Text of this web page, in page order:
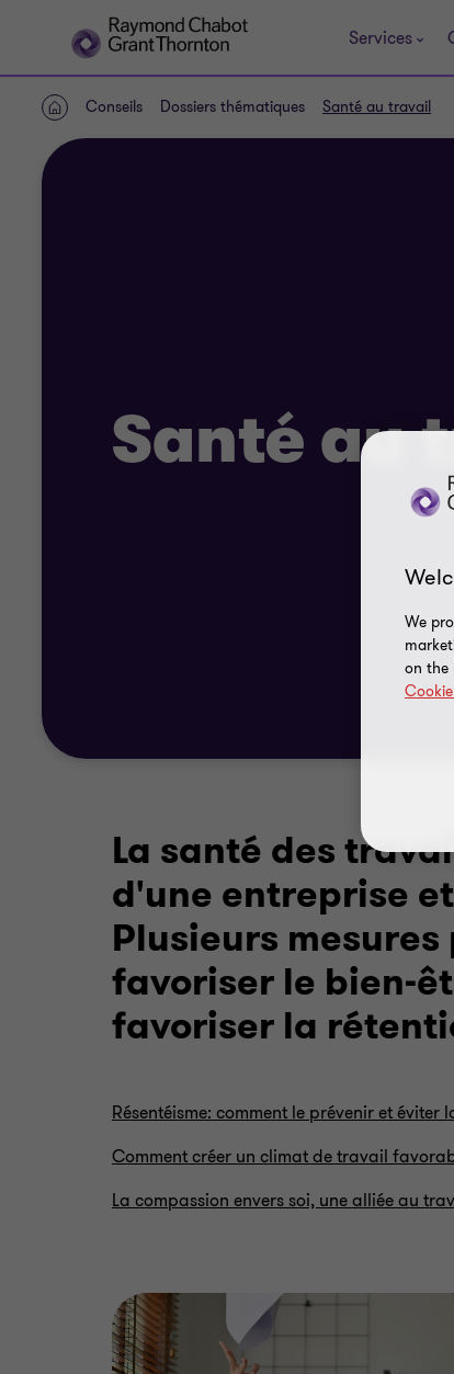
Services
ACCUEIL
Conseils Dossiers thématiques Santé au travail
Santé au
La santé des
d'une entreprise
Plusieurs
favoriser le bien-
favoriser la
Résentéisme: comment le prévenir et éviter
Comment créer un climat de travail
La compassion envers soi, une alliée au
We
on the